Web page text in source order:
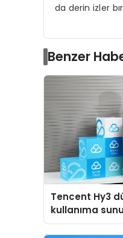
da derin izler
Benzer
Tencent Hy3
kullanıma